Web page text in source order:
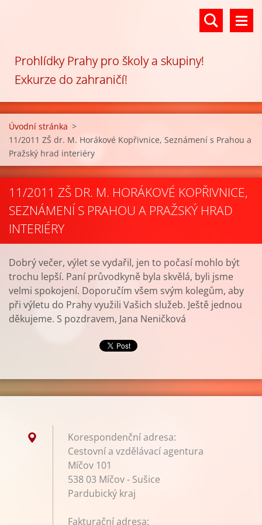
Prohlídky Prahy pro školy a skupiny!
Exkurze do zahraničí!
Úvodní stránka >
11/2011 ZŠ dr. M. Horákové Kopřivnice, Seznámení s Prahou a
Pražský hrad interiéry
11/2011 ZŠ DR. M. HORÁKOVÉ KOPŘIVNICE,
SEZNÁMENÍ S PRAHOU A PRAŽSKÝ HRAD
INTERIÉRY
Dobrý večer, výlet se vydařil, jen to počasí mohlo být
trochu lepší. Paní průvodkyně byla skvělá, byli jsme
velmi spokojení. Doporučím všem svým kolegům, aby
při výletu do Prahy využili Vašich služeb. Ještě jednou
děkujeme. S pozdravem, Jana Neničková
Korespondenční adresa:
Cestovní a vzdělávací agentura
Míčov 101
538 03 Míčov - Sušice
Pardubický kraj
Fakturační adresa: